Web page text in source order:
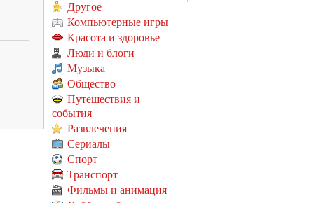
Другое
Компьютерные игры
Красота и здоровье
Люди и блоги
Музыка
Общество
Путешествия и
события
Развлечения
Сериалы
Спорт
Транспорт
Фильмы и анимация